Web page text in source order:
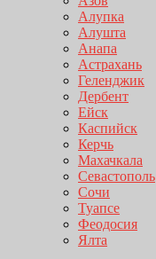
Алупка
Алушта
Анапа
Астрахань
Геленджик
Дербент
Ейск
Каспийск
Керчь
Махачкала
Севастополь
Сочи
Туапсе
Феодосия
Ялта